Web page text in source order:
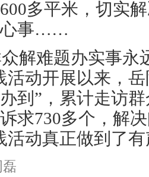
多平米，切实
心事……
解难题办实事永
活动开展以来，
到”，累计走访
求730多个，解
活动真正做到了